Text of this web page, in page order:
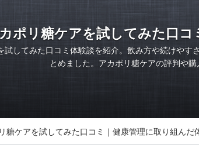
ポリ糖ケアを試してみた口
試してみた口コミ体験談を紹介。飲み方や続けや
とめました。アカポリ糖ケアの評判や
糖ケアを試してみた口コミ｜健康管理に取り組んだ